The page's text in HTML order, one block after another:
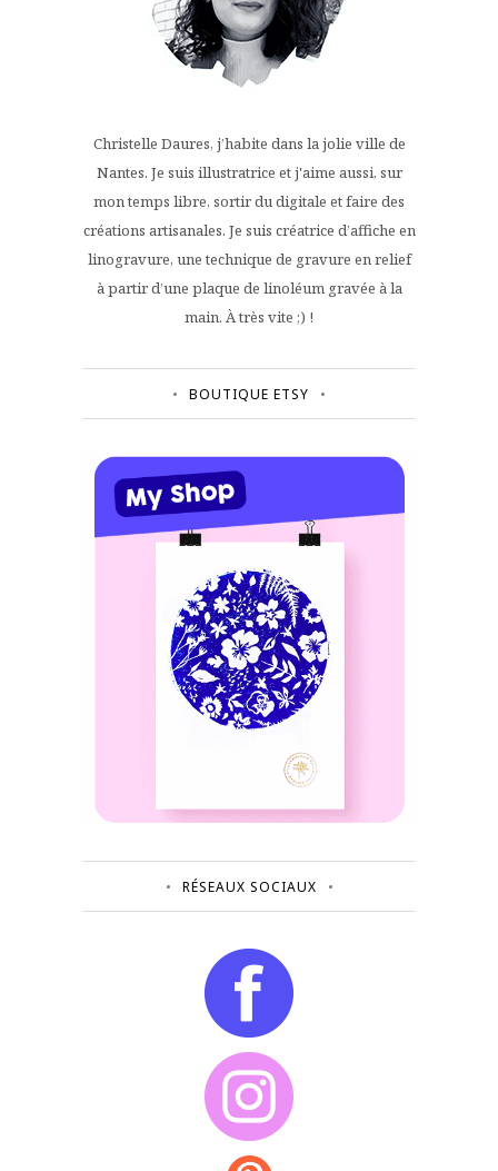
Christelle Daures, j’habite dans la jolie ville de
Nantes. Je suis illustratrice et j'aime aussi, sur
mon temps libre, sortir du digitale et faire des
créations artisanales. Je suis créatrice d’affiche en
linogravure, une technique de gravure en relief
à partir d’une plaque de linoléum gravée à la
main. À très vite ;) !
BOUTIQUE ETSY
RÉSEAUX SOCIAUX